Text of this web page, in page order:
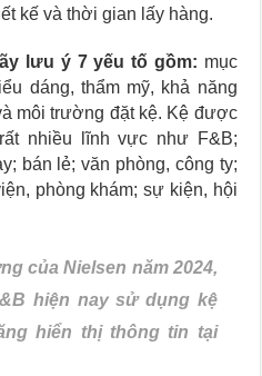
kế và thời gian lấy hàng.
lưu ý 7 yếu tố gồm: mục
dáng, thẩm mỹ, khả năng
môi trường đặt kệ. Kệ được
nhiều lĩnh vực như F&B;
bán lẻ; văn phòng, công ty;
phòng khám; sự kiện, hội
của Nielsen năm 2024,
hiện nay sử dụng kệ
hiển thị thông tin tại